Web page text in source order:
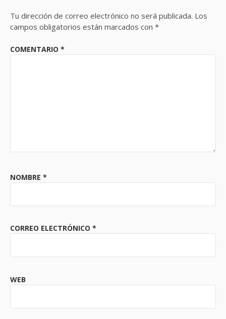
Tu dirección de correo electrónico no será publicada. Los
campos obligatorios están marcados con *
COMENTARIO *
NOMBRE *
CORREO ELECTRÓNICO *
WEB